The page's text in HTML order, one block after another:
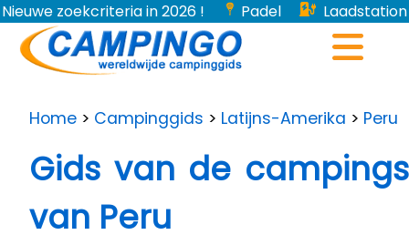
Nieuwe zoekcriteria in 2026 ! Padel
Laadstation
voor elektrische voertuigen...
Home > Campinggids > Latijns-Amerika > Peru
Gids van de campings
van Peru